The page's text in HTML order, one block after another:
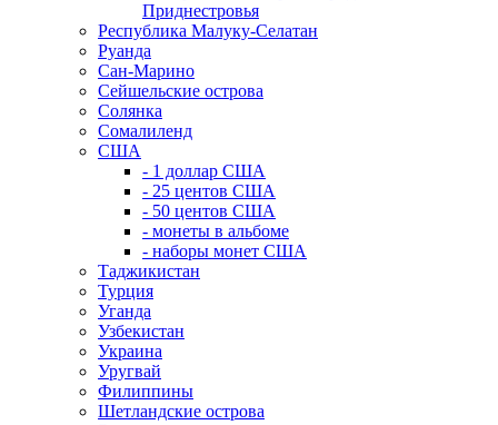
Приднестровья
Республика Малуку-Селатан
Руанда
Сан-Марино
Сейшельские острова
Солянка
Сомалиленд
США
- 1 доллар США
- 25 центов США
- 50 центов США
- монеты в альбоме
- наборы монет США
Таджикистан
Турция
Уганда
Узбекистан
Украина
Уругвай
Филиппины
Шетландские острова